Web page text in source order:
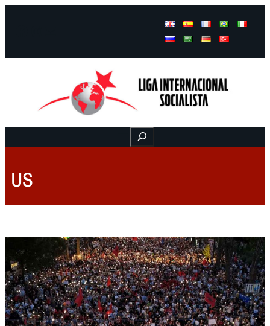
Buscar
US